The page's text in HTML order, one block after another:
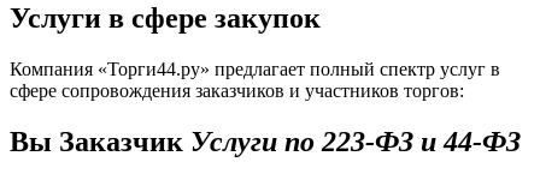
Услуги в сфере закупок
Компания «Торги44.ру» предлагает полный спектр услуг в
сфере сопровождения заказчиков и участников торгов:
Вы Заказчик Услуги по 223-ФЗ и 44-ФЗ